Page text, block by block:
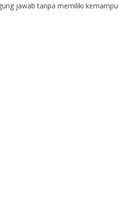
jawab tanpa memiliki